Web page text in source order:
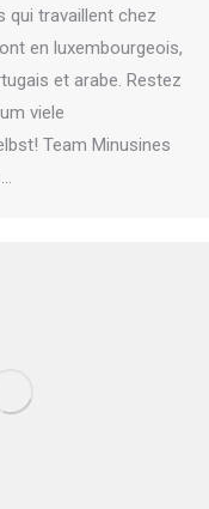
qui travaillent chez
en luxembourgeois,
et arabe. Restez
viele
Team Minusines